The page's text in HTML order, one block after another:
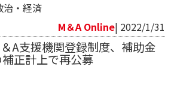
治・経済
M＆A Online| 2022/1/31
A支援機関登録制度、補助金
正計上で再公募